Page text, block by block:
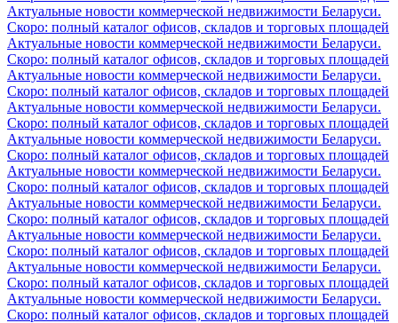
Актуальные новости коммерческой недвижимости Беларуси.
Скоро: полный каталог офисов, складов и торговых площадей
Актуальные новости коммерческой недвижимости Беларуси.
Скоро: полный каталог офисов, складов и торговых площадей
Актуальные новости коммерческой недвижимости Беларуси.
Скоро: полный каталог офисов, складов и торговых площадей
Актуальные новости коммерческой недвижимости Беларуси.
Скоро: полный каталог офисов, складов и торговых площадей
Актуальные новости коммерческой недвижимости Беларуси.
Скоро: полный каталог офисов, складов и торговых площадей
Актуальные новости коммерческой недвижимости Беларуси.
Скоро: полный каталог офисов, складов и торговых площадей
Актуальные новости коммерческой недвижимости Беларуси.
Скоро: полный каталог офисов, складов и торговых площадей
Актуальные новости коммерческой недвижимости Беларуси.
Скоро: полный каталог офисов, складов и торговых площадей
Актуальные новости коммерческой недвижимости Беларуси.
Скоро: полный каталог офисов, складов и торговых площадей
Актуальные новости коммерческой недвижимости Беларуси.
Скоро: полный каталог офисов, складов и торговых площадей